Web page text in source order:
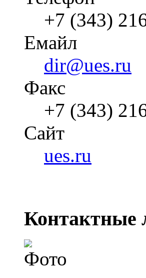
+7 (343)
Емайл
dir@ues.ru
Факс
+7 (343)
Cайт
ues.ru
Контактные